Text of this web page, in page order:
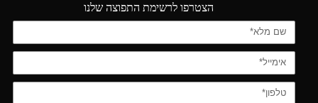
הצטרפו לרשימת התפוצה שלנו